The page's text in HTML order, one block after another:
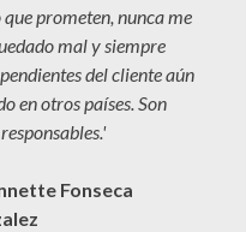
que prometen, nunca me
mal y siempre
del cliente aún
en otros países. Son
Fonseca